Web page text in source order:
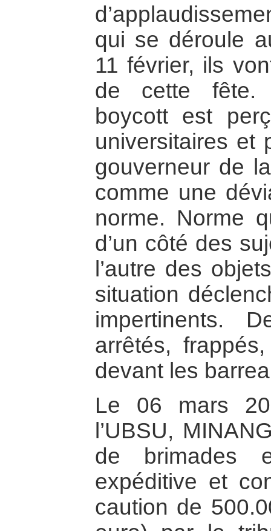
qui se déroule
11 février, ils
de cette fête.
boycott est
universitaires et
gouverneur de
comme une
norme. Norme
d’un côté des
l’autre des
situation
impertinents.
arrêtés,
devant les
Le 06 mars
l’UBSU,
de brimades
expéditive et
caution de